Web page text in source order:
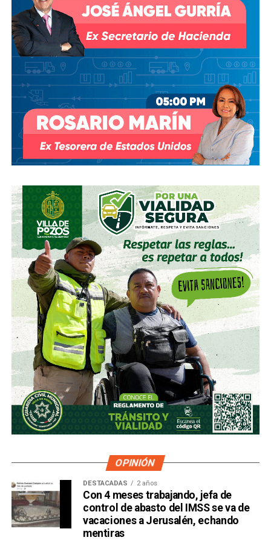
OPINIÓN
DESTACADAS 2 años
Con 4 meses trabajando, jefa de
control de abasto del IMSS se va de
vacaciones a Jerusalén, echando
mentiras